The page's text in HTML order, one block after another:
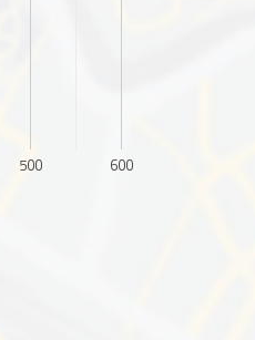
500 600